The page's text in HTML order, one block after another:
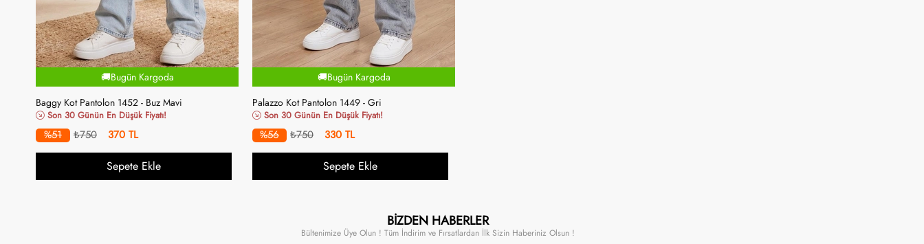
🚚Bugün Kargoda
Baggy Kot Pantolon 1452 - Buz Mavi
Son 30 Günün En Düşük Fiyatı!
370
₺750
%51
Sepete Ekle
🚚Bugün Kargoda
Palazzo Kot Pantolon 1449 - Gri
Son 30 Günün En Düşük Fiyatı!
330
₺750
%56
Sepete Ekle
BİZDEN HABERLER
Bültenimize Üye Olun ! Tüm İndirim ve Fırsatlardan İlk Sizin Haberiniz Olsun !